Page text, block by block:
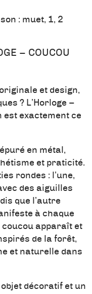
: muet, 1, 2
– COUCOU
et design,
? L’Horloge –
est exactement ce
en métal,
et praticité.
rondes : l’une,
des aiguilles
que l’autre
à chaque
coucou apparaît et
de la forêt,
et naturelle dans
décoratif et un